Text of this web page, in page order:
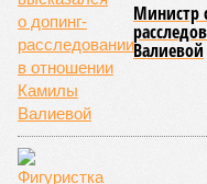
Министр
Валиевой